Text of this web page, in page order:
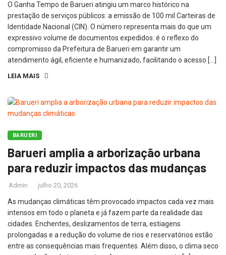
O Ganha Tempo de Barueri atingiu um marco histórico na
prestação de serviços públicos: a emissão de 100 mil Carteiras de
Identidade Nacional (CIN). O número representa mais do que um
expressivo volume de documentos expedidos: é o reflexo do
compromisso da Prefeitura de Barueri em garantir um
atendimento ágil, eficiente e humanizado, facilitando o acesso […]
LEIA MAIS
BARUERI
Barueri amplia a arborização urbana
para reduzir impactos das mudanças
Admin julho 20, 2026
As mudanças climáticas têm provocado impactos cada vez mais
intensos em todo o planeta e já fazem parte da realidade das
cidades. Enchentes, deslizamentos de terra, estiagens
prolongadas e a redução do volume de rios e reservatórios estão
entre as consequências mais frequentes. Além disso, o clima seco